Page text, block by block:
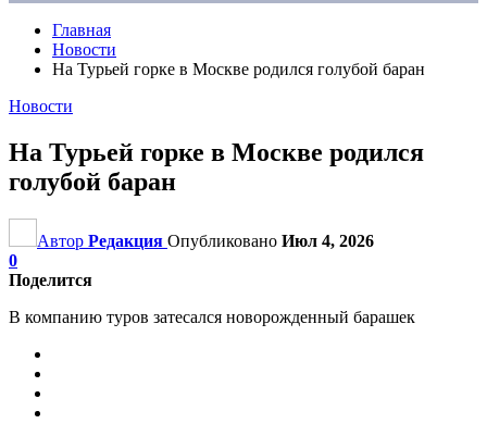
Главная
Новости
На Турьей горке в Москве родился голубой баран
Новости
На Турьей горке в Москве родился
голубой баран
Автор Редакция Опубликовано Июл 4, 2026
0
Поделится
В компанию туров затесался новорожденный барашек